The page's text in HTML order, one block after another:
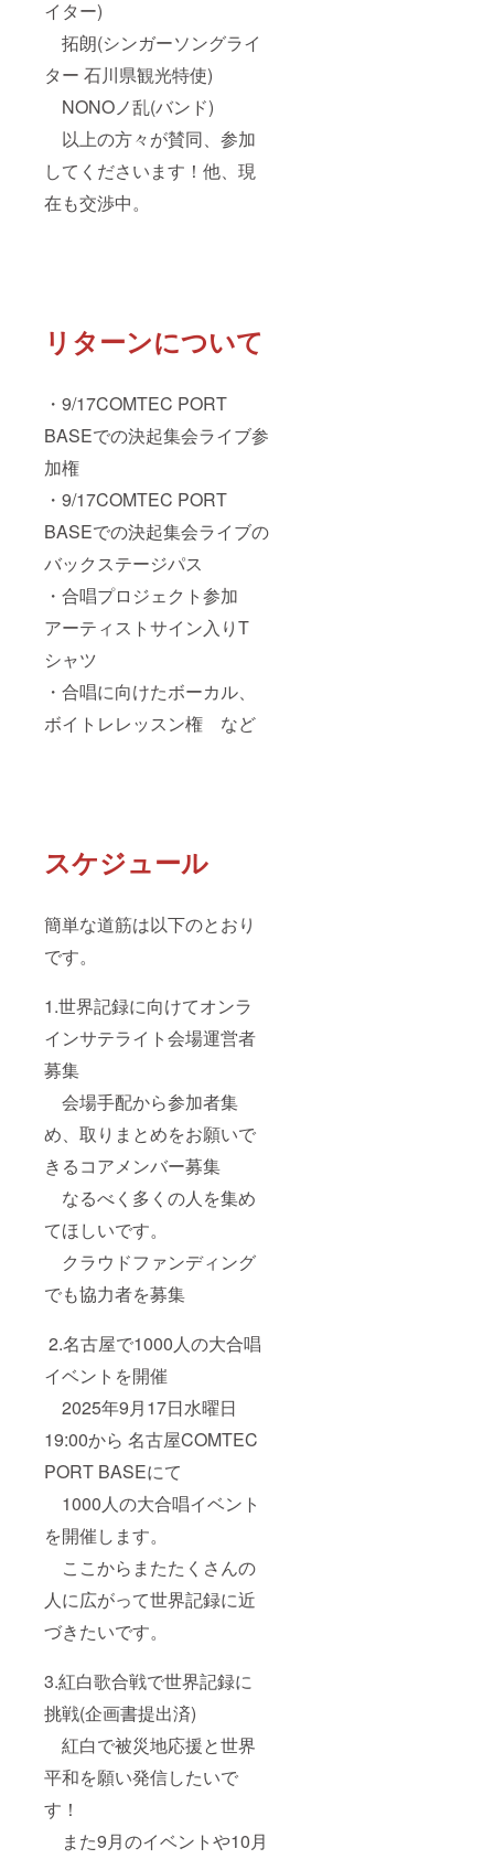
イター)
拓朗(シンガーソングライ
ター 石川県観光特使)
NONOノ乱(バンド)
以上の方々が賛同、参加
してくださいます！他、現
在も交渉中。
リターンについて
・9/17COMTEC PORT
BASEでの決起集会ライブ参
加権
・9/17COMTEC PORT
BASEでの決起集会ライブの
バックステージパス
・合唱プロジェクト参加
アーティストサイン入りT
シャツ
・合唱に向けたボーカル、
ボイトレレッスン権 など
スケジュール
簡単な道筋は以下のとおり
です。
1.世界記録に向けてオンラ
インサテライト会場運営者
募集
会場手配から参加者集
め、取りまとめをお願いで
きるコアメンバー募集
なるべく多くの人を集め
てほしいです。
クラウドファンディング
でも協力者を募集
2.名古屋で1000人の大合唱
イベントを開催
2025年9月17日水曜日
19:00から 名古屋COMTEC
PORT BASEにて
1000人の大合唱イベント
を開催します。
ここからまたたくさんの
人に広がって世界記録に近
づきたいです。
3.紅白歌合戦で世界記録に
挑戦(企画書提出済)
紅白で被災地応援と世界
平和を願い発信したいで
す！
また9月のイベントや10月